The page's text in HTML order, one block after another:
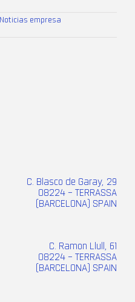
Noticias empresa
C. Blasco de Garay, 29
08224 – TERRASSA
(BARCELONA) SPAIN
C. Ramon Llull, 61
08224 – TERRASSA
(BARCELONA) SPAIN